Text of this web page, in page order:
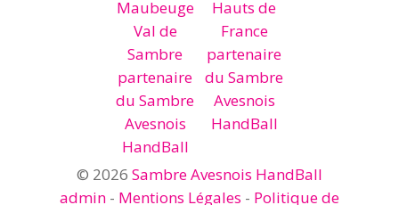
© 2026 Sambre Avesnois HandBall
admin - Mentions Légales - Politique de